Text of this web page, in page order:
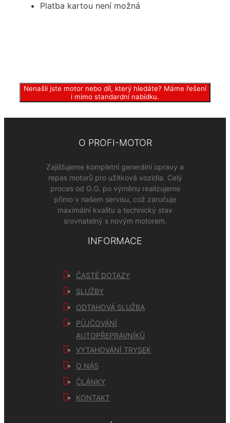
Platba kartou není možná
Nenašli jste motor nebo díl, který hledáte? Máme řešení
i mimo standardní nabídku.
O PROFI-MOTOR
Zajišťujeme kompletní generální opravy a
repas motorů pro užitková vozidla. Celý
proces od G.O. po výměnu realizujeme
přímo v našem servisu, což zaručuje
maximální kvalitu a technický stav
srovnatelný s novým motorem.
INFORMACE
ČASTÉ DOTAZY
SLUŽBY
ODTAHOVÁ SLUŽBA
PŮJČOVÁNÍ
AUTOPŘEPRAVNÍKŮ
VYTAHOVÁNÍ TRYSEK
O NÁS
ČLÁNKY
KONTAKT